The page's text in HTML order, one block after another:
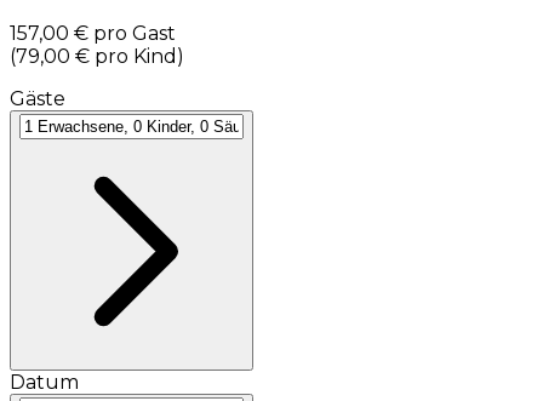
157,00 € pro Gast
(79,00 € pro Kind )
Gäste
Datum